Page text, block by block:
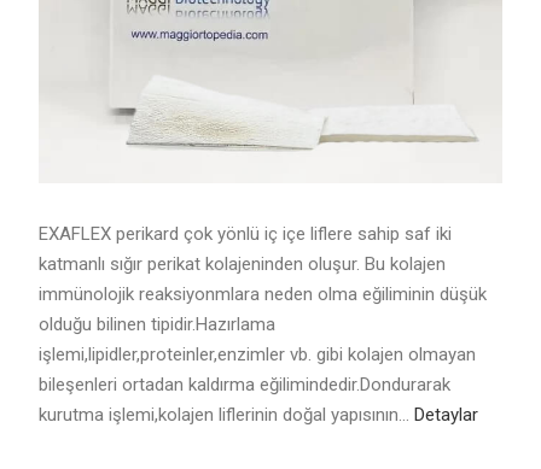
EXAFLEX perikard çok yönlü iç içe liflere sahip saf iki
katmanlı sığır perikat kolajeninden oluşur. Bu kolajen
immünolojik reaksiyonmlara neden olma eğiliminin düşük
olduğu bilinen tipidir.Hazırlama
işlemi,lipidler,proteinler,enzimler vb. gibi kolajen olmayan
bileşenleri ortadan kaldırma eğilimindedir.Dondurarak
kurutma işlemi,kolajen liflerinin doğal yapısının… Detaylar